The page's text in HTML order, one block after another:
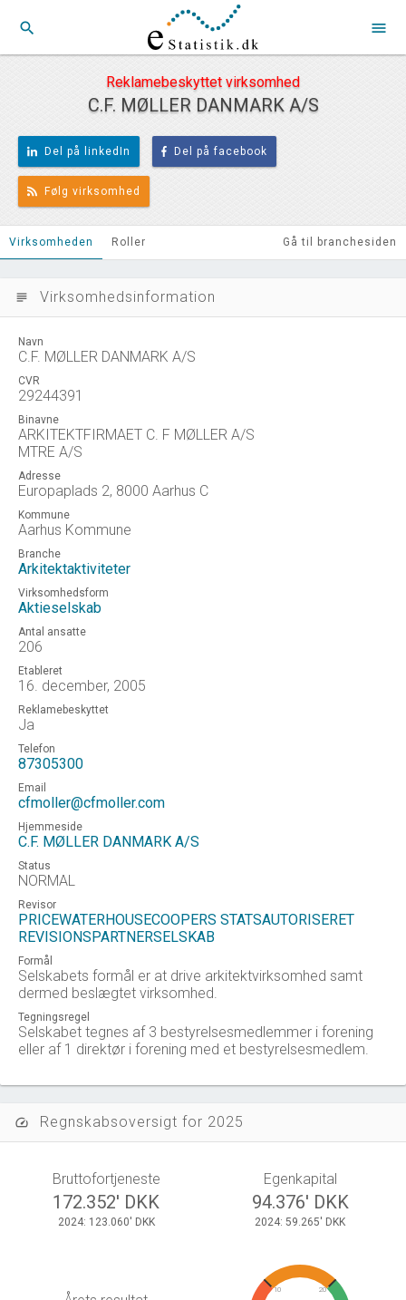
search menu
Reklamebeskyttet virksomhed
C.F. MØLLER DANMARK A/S
Del på linkedIn Del på facebook
Følg virksomhed
Virksomheden Roller Gå til branchesiden
subject Virksomhedsinformation
Navn
C.F. MØLLER DANMARK A/S
CVR
29244391
Binavne
ARKITEKTFIRMAET C. F MØLLER A/S
MTRE A/S
Adresse
Europaplads 2, 8000 Aarhus C
Kommune
Aarhus Kommune
Branche
Arkitektaktiviteter
Virksomhedsform
Aktieselskab
Antal ansatte
206
Etableret
16. december, 2005
Reklamebeskyttet
Ja
Telefon
87305300
Email
cfmoller@cfmoller.com
Hjemmeside
C.F. MØLLER DANMARK A/S
Status
NORMAL
Revisor
PRICEWATERHOUSECOOPERS STATSAUTORISERET
REVISIONSPARTNERSELSKAB
Formål
Selskabets formål er at drive arkitektvirksomhed samt
dermed beslægtet virksomhed.
Tegningsregel
Selskabet tegnes af 3 bestyrelsesmedlemmer i forening
eller af 1 direktør i forening med et bestyrelsesmedlem.
speed Regnskabsoversigt for 2025
Bruttofortjeneste
172.352' DKK
2024: 123.060' DKK
Egenkapital
94.376' DKK
2024: 59.265' DKK
10 20